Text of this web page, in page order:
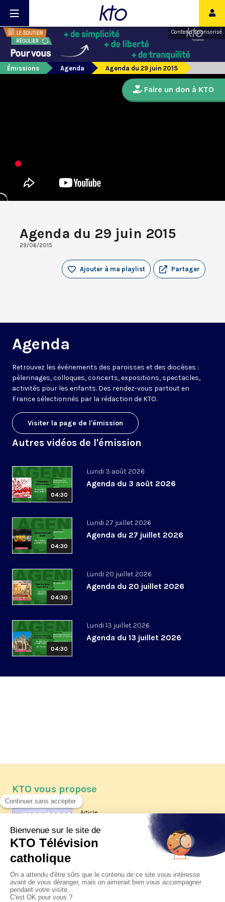
Contenu sponsorisé
Émissions Agenda Agenda du 29 juin 2015
Agenda du 29 juin 2015
29/06/2015
Partager
Ajouter à ma playlist
Agenda
Retrouvez les événements des paroisses et des diocèses :
pèlerinages, colloques, concerts, expositions, spectacles,
activités pour les enfants. Des rendez-vous partout en
France sélectionnés par la rédaction de KTO.
Visiter la page de l'émission
Autres vidéos de l'émission
04:30
Lundi 3 août 2026
Agenda du 3 août 2026
04:30
Lundi 27 juillet 2026
Agenda du 27 juillet 2026
04:30
Lundi 20 juillet 2026
Agenda du 20 juillet 2026
04:30
Lundi 13 juillet 2026
Agenda du 13 juillet 2026
Faire un don à KTO
KTO vous propose
Article
Les reportages d'été 2026 de KTO
La visite pastorale du pape Léon
XIV à Assise à suivre sur KTO le
jeudi 6 août